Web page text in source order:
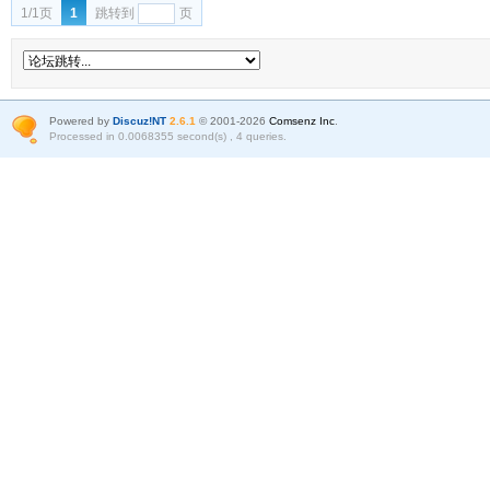
1/1页 1 跳转到 页
Powered by Discuz!NT 2.6.1 © 2001-2026 Comsenz Inc.
Processed in 0.0068355 second(s) , 4 queries.